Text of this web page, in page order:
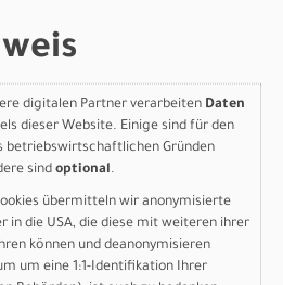
und RockShox SIDLuxe
mit drei einzigartigen
nutzt Echtzeitdaten von
passt blitzschnell die
an.
und haltbare Roval Control
digitalen Partner verarbeiten Daten
dieser Website. Einige sind für den
betriebswirtschaftlichen Gründen
sind optional.
übermitteln wir anonymisierte
in die USA, die diese mit weiteren ihrer
können und deanonymisieren
um eine 1:1-Identifikation Ihrer